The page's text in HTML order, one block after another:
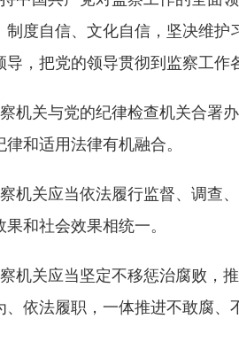
制度自信、文化自信，坚决维
导，把党的领导贯彻到监察工作
关与党的纪律检查机关合署办
和适用法律有机融合。
关应当依法履行监督、调查、
和社会效果相统一。
关应当坚定不移惩治腐败，推
、依法履职，一体推进不敢腐